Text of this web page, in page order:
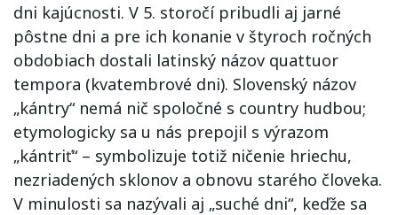
dni kajúcnosti. V 5. storočí pribudli aj jarné
pôstne dni a pre ich konanie v štyroch ročných
obdobiach dostali latinský názov quattuor
tempora (kvatembrové dni). Slovenský názov
„kántry“ nemá nič spoločné s country hudbou;
etymologicky sa u nás prepojil s výrazom
„kántriť“ – symbolizuje totiž ničenie hriechu,
nezriadených sklonov a obno­vu starého človeka.
V minulosti sa nazývali aj „suché dni“, keďže sa